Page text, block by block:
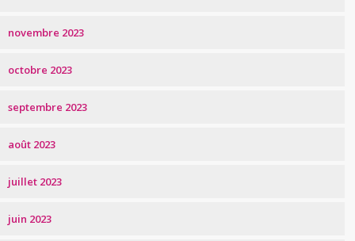
novembre 2023
octobre 2023
septembre 2023
août 2023
juillet 2023
juin 2023